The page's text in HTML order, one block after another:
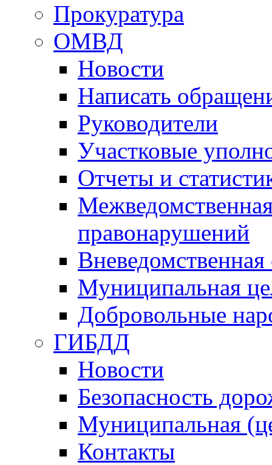
Прокуратура
ОМВД
Новости
Написать
Руководители
Участковые
Отчеты и
правонарушений
Вневедомственная
Муниципальная
Добровольные
ГИБДД
Новости
Безопасность
Муниципальная
Контакты